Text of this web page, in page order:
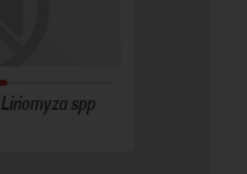
Liriomyza spp